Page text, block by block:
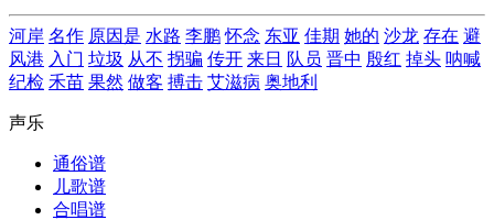
河岸 名作 原因是 水路 李鹏 怀念 东亚 佳期 她的 沙龙 存在 避
风港 入门 垃圾 从不 拐骗 传开 来日 队员 晋中 殷红 掉头 呐喊
纪检 禾苗 果然 做客 搏击 艾滋病 奥地利
声乐
通俗谱
儿歌谱
合唱谱